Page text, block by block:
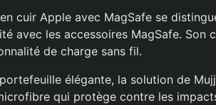
cuir Apple avec MagSafe se
avec les accessoires MagSafe. Son
de charge sans fil.
élégante, la solution de
qui protège contre les